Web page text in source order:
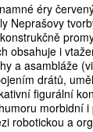
éry
Neprašovy
obsahuje i
a asambláže
drátů,
figurální
morbidní
robotickou a